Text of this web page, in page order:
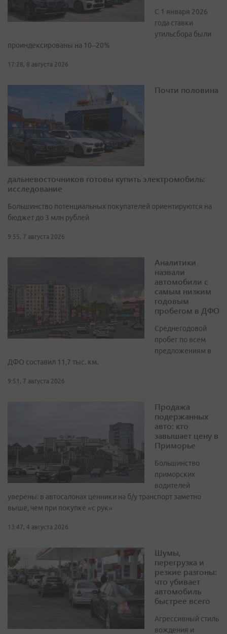
С 1 января 2026
года ставки
утильсбора были
проиндексированы на 10–20%
17:28, 8 августа 2026
Почти половина
дальневосточников готовы купить электромобиль:
исследование
Большинство потенциальных покупателей ориентируются на
бюджет до 3 млн рублей
9:55, 7 августа 2026
Аналитики
назвали
автомобили с
самым низким
годовым
пробегом в ДФО
Среднегодовой
пробег по всем
предложениям в
ДФО составил 11,7 тыс. км.
9:51, 7 августа 2026
Продажа
подержанных
авто: кто
завышает цену в
Приморье
Большинство
приморских
водителей
уверены: в автосалонах ценники на б/у транспорт заметно
выше, чем при покупке «с рук»
13:47, 4 августа 2026
Шумы,
перегрузка и
резкие разгоны:
что убивает
автомобиль
быстрее всего
Агрессивный стиль
вождения и